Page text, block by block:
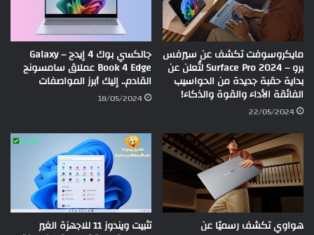
مايكروسوفت تكشف عن سيرفس
برو – Surface Pro 2024 لتُعلن عن
بداية حقبة جديدة من الحواسيب
الفائقة الأداء والقوة والذكاء!
22/05/2024
جالكسي بوك 4 إيدج – Galaxy
Book 4 Edge عملاق سامسونج
القادم.. إليك أبرز المواصفات
18/05/2024
هواوي تكشف رسميًا عن تثبيت ويندوز 11 للاجهزة الغير